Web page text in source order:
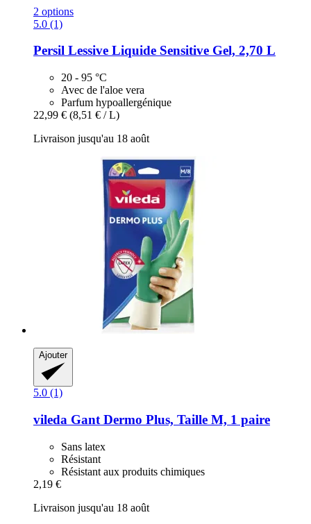
2 options
5.0 (1)
Persil Lessive Liquide Sensitive Gel, 2,70 L
20 - 95 °C
Avec de l'aloe vera
Parfum hypoallergénique
22,99 € (8,51 € / L)
Livraison jusqu'au 18 août
Ajouter
5.0 (1)
vileda Gant Dermo Plus, Taille M, 1 paire
Sans latex
Résistant
Résistant aux produits chimiques
2,19 €
Livraison jusqu'au 18 août